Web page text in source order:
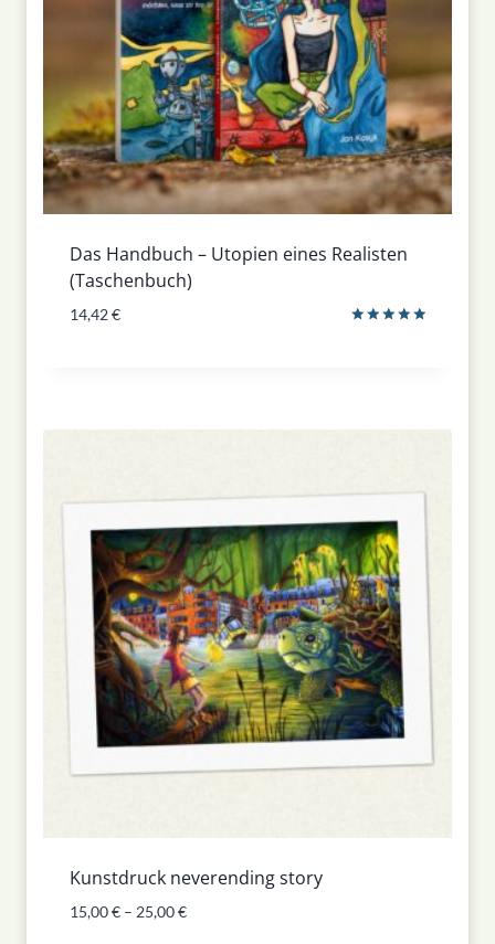
Das Handbuch – Utopien eines Realisten
(Taschenbuch)
14,42€
Kunstdruck neverending story
15,00€ – 25,00€